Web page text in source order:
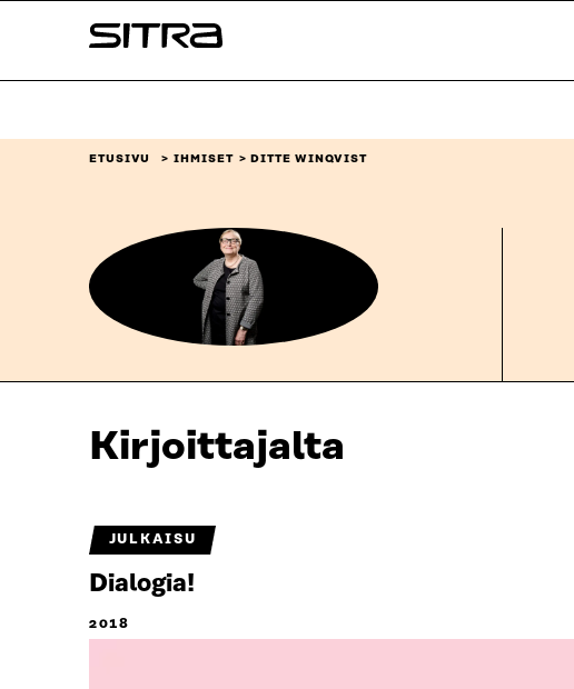
sisältöön
Sitra
ETUSIVU IHMISET DITTE WINQVIST
Kirjoittajalta
JULKAISU
Dialogia!
2018